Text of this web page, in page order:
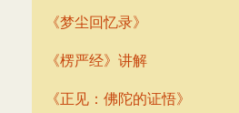
《梦尘回忆录》
《楞严经》讲解
《正见：佛陀的证悟》